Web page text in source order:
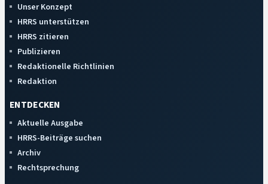
Unser Konzept
HRRS unterstützen
HRRS zitieren
Publizieren
Redaktionelle Richtlinien
Redaktion
ENTDECKEN
Aktuelle Ausgabe
HRRS-Beiträge suchen
Archiv
Rechtsprechung